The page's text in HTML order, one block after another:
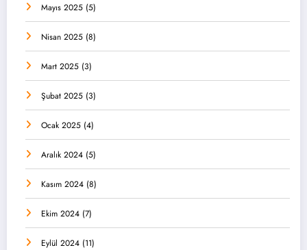
Mayıs 2025 (5)
Nisan 2025 (8)
Mart 2025 (3)
Şubat 2025 (3)
Ocak 2025 (4)
Aralık 2024 (5)
Kasım 2024 (8)
Ekim 2024 (7)
Eylül 2024 (11)